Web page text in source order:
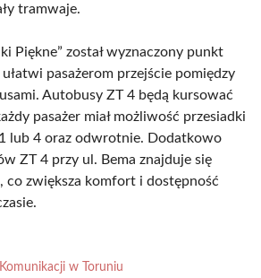
tramwaje.
Piękne” został wyznaczony punkt
pasażerom przejście pomiędzy
Autobusy ZT 4 będą kursować
pasażer miał możliwość przesiadki
lub 4 oraz odwrotnie. Dodatkowo
ZT 4 przy ul. Bema znajduje się
co zwiększa komfort i dostępność
w Toruniu